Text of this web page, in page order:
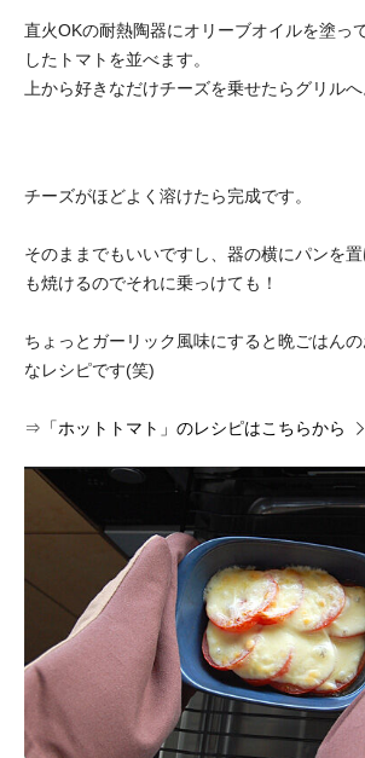
直火OKの耐熱陶器にオリーブオイルを塗っ
したトマトを並べます。
上から好きなだけチーズを乗せたらグリルへ
チーズがほどよく溶けたら完成です。
そのままでもいいですし、器の横にパンを
も焼けるのでそれに乗っけても！
ちょっとガーリック風味にすると晩ごはん
なレシピです(笑)
⇒ 「ホットトマト」のレシピはこちらから